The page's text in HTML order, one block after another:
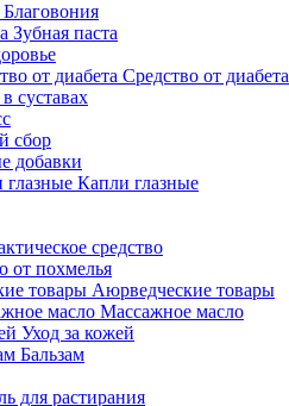
Благовония
Зубная паста
Средство от диабета
суставах
сбор
добавки
Капли глазные
средство
от похмелья
Аюрведческие товары
Массажное масло
Уход за кожей
Бальзам
для растирания